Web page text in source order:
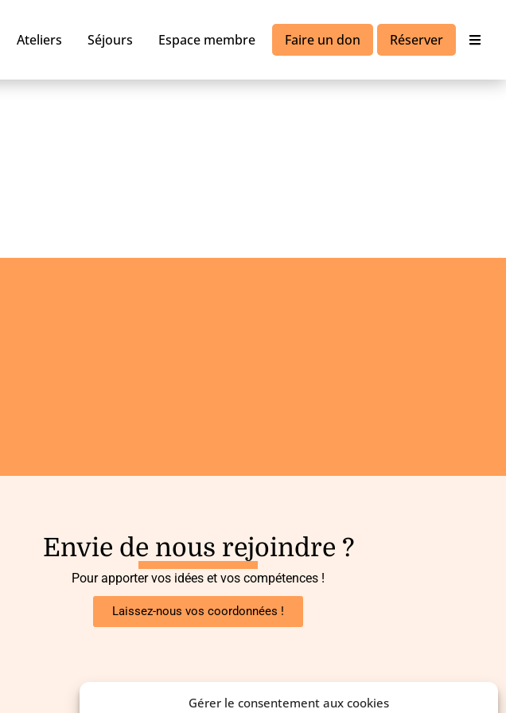
Gérer le consentement aux cookies
Ateliers Séjours Espace membre Faire un don Réserver
Envie de nous rejoindre ?
Pour apporter vos idées et vos compétences !
Laissez-nous vos coordonnées !